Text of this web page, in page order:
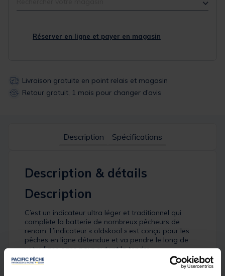
Réserver en ligne et payer en magasin
Livraison gratuite en point relais et magasin
Retour gratuit, 1 mois pour changer d’avis
Description Spécifications
Description & détails
Description
C’est un indicateur ultra léger et traditionnel qui
complète la batterie de nombreux pêcheurs de
renom. L’indicateur « oldskool » est conçu pour les
pêches en ligne détendue et va pendre le long de
votre ligne sans pour autant la tendre.